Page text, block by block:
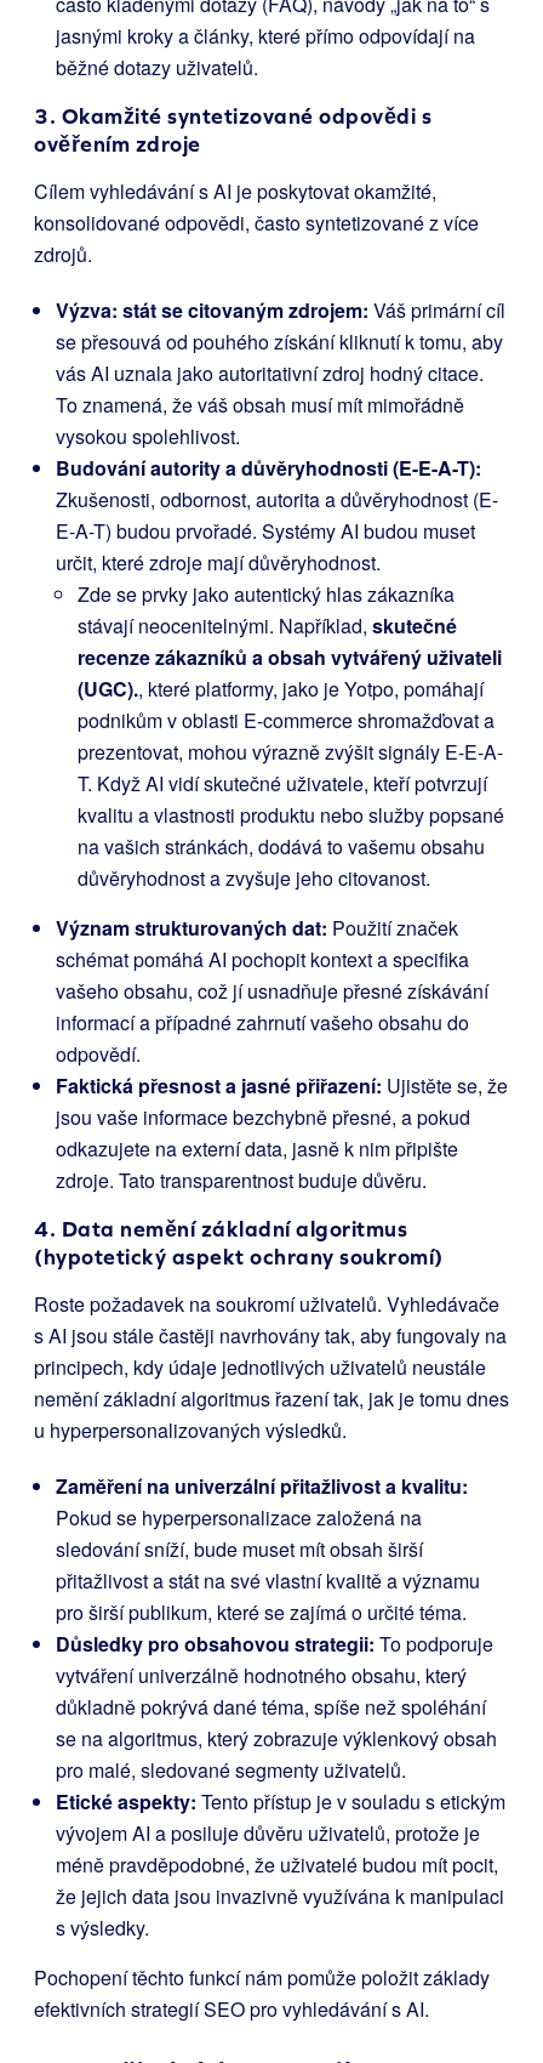
jasnými kroky a články, které přímo odpovídají na
běžné dotazy uživatelů.
3. Okamžité syntetizované odpovědi s
ověřením zdroje
Cílem vyhledávání s AI je poskytovat okamžité,
konsolidované odpovědi, často syntetizované z více
zdrojů.
Výzva: stát se citovaným zdrojem: Váš primární cíl
se přesouvá od pouhého získání kliknutí k tomu, aby
vás AI uznala jako autoritativní zdroj hodný citace.
To znamená, že váš obsah musí mít mimořádně
vysokou spolehlivost.
Budování autority a důvěryhodnosti (E-E-A-T):
Zkušenosti, odbornost, autorita a důvěryhodnost (E-
E-A-T) budou prvořadé. Systémy AI budou muset
určit, které zdroje mají důvěryhodnost.
Zde se prvky jako autentický hlas zákazníka
stávají neocenitelnými. Například, skutečné
recenze zákazníků a obsah vytvářený uživateli
(UGC)., které platformy, jako je Yotpo, pomáhají
podnikům v oblasti E-commerce shromažďovat a
prezentovat, mohou výrazně zvýšit signály E-E-A-
T. Když AI vidí skutečné uživatele, kteří potvrzují
kvalitu a vlastnosti produktu nebo služby popsané
na vašich stránkách, dodává to vašemu obsahu
důvěryhodnost a zvyšuje jeho citovanost.
Význam strukturovaných dat: Použití značek
schémat pomáhá AI pochopit kontext a specifika
vašeho obsahu, což jí usnadňuje přesné získávání
informací a případné zahrnutí vašeho obsahu do
odpovědí.
Faktická přesnost a jasné přiřazení: Ujistěte se, že
jsou vaše informace bezchybně přesné, a pokud
odkazujete na externí data, jasně k nim připište
zdroje. Tato transparentnost buduje důvěru.
4. Data nemění základní algoritmus
(hypotetický aspekt ochrany soukromí)
Roste požadavek na soukromí uživatelů. Vyhledávače
s AI jsou stále častěji navrhovány tak, aby fungovaly na
principech, kdy údaje jednotlivých uživatelů neustále
nemění základní algoritmus řazení tak, jak je tomu dnes
u hyperpersonalizovaných výsledků.
Zaměření na univerzální přitažlivost a kvalitu:
Pokud se hyperpersonalizace založená na
sledování sníží, bude muset mít obsah širší
přitažlivost a stát na své vlastní kvalitě a významu
pro širší publikum, které se zajímá o určité téma.
Důsledky pro obsahovou strategii: To podporuje
vytváření univerzálně hodnotného obsahu, který
důkladně pokrývá dané téma, spíše než spoléhání
se na algoritmus, který zobrazuje výklenkový obsah
pro malé, sledované segmenty uživatelů.
Etické aspekty: Tento přístup je v souladu s etickým
vývojem AI a posiluje důvěru uživatelů, protože je
méně pravděpodobné, že uživatelé budou mít pocit,
že jejich data jsou invazivně využívána k manipulaci
s výsledky.
Pochopení těchto funkcí nám pomůže položit základy
efektivních strategií SEO pro vyhledávání s AI.